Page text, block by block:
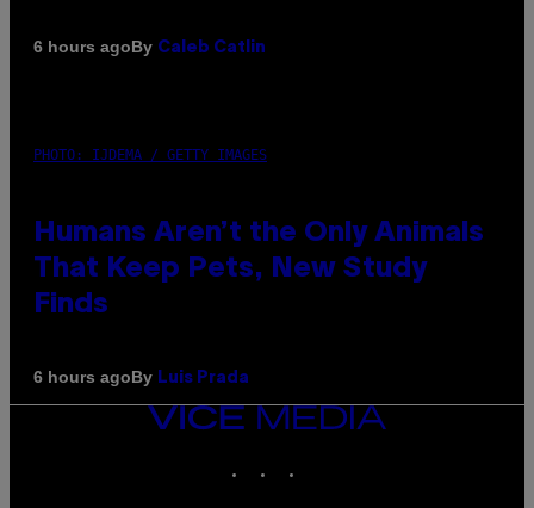
6 hours agoBy Caleb Catlin
PHOTO: IJDEMA / GETTY IMAGES
Humans Aren’t the Only Animals
That Keep Pets, New Study
Finds
6 hours agoBy Luis Prada
VICE
MEDIA